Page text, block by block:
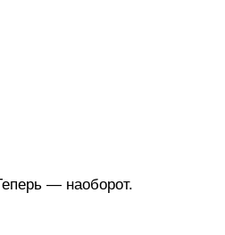
— наоборот.